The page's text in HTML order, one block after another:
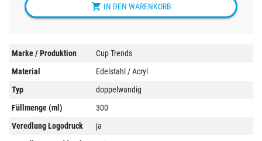
 IN DEN WARENKORB
Marke / Produktion
Cup Trends
Material
Edelstahl / Acryl
Typ
doppelwandig
Füllmenge (ml)
300
Veredlung Logodruck
ja